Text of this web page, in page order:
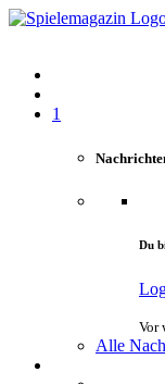
1
Du
Vor
Alle